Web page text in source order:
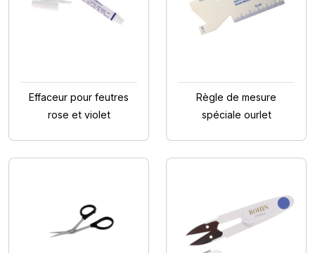
Effaceur pour feutres
rose et violet
Règle de mesure
spéciale ourlet